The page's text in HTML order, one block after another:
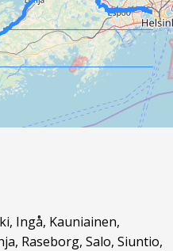
Ingå, Kauniainen,
Raseborg, Salo, Siuntio,